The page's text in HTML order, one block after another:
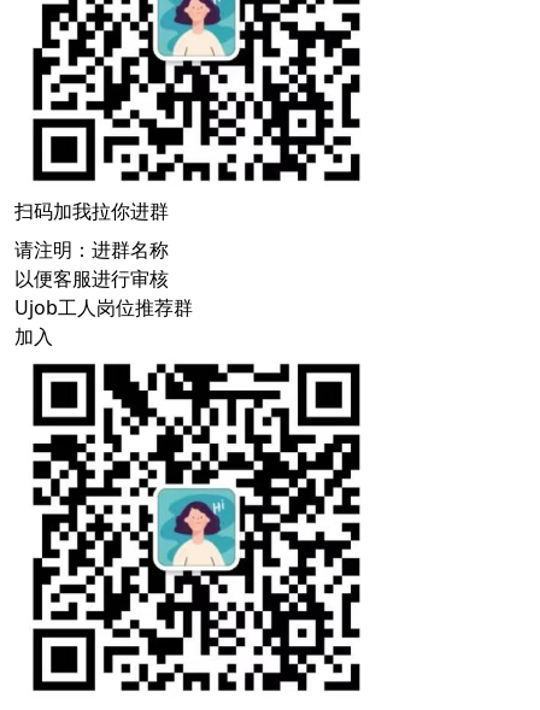
扫码加我拉你进群
请注明：进群名称
以便客服进行审核
Ujob工人岗位推荐群
加入